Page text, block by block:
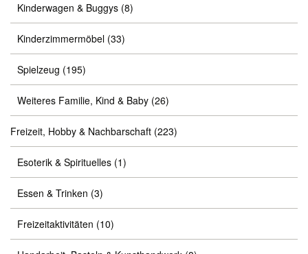
Kinderwagen & Buggys (8)
Kinderzimmermöbel (33)
Spielzeug (195)
Weiteres Familie, Kind & Baby (26)
Freizeit, Hobby & Nachbarschaft (223)
Esoterik & Spirituelles (1)
Essen & Trinken (3)
Freizeitaktivitäten (10)